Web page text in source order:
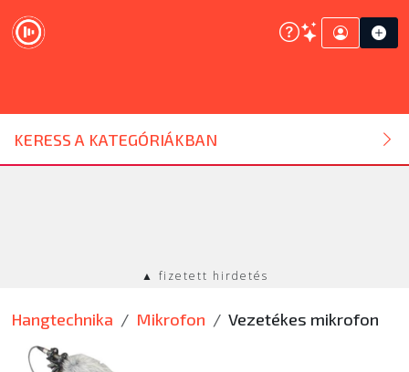
KERESS A KATEGÓRIÁKBAN
DJ ESZKÖZ
HANGTECHNIKA
EGYÉB
▲ fizetett hirdetés
Hangtechnika Mikrofon Vezetékes mikrofon